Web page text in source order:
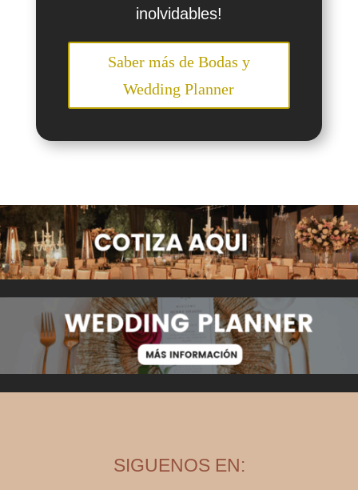
inolvidables!
Saber más de Bodas y
Wedding Planner
SIGUENOS EN: